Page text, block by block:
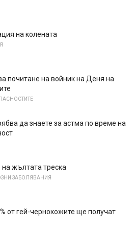
на колената
почитане на войник на Деня на
да знаете за астма по време на
на жълтата треска
ЗАБОЛЯВАНИЯ
от гей-чернокожите ще получат